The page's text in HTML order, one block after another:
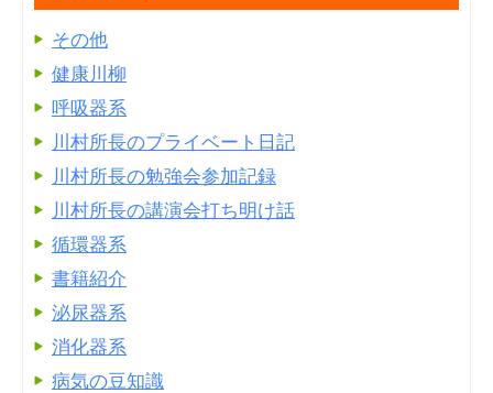
その他
健康川柳
呼吸器系
川村所長のプライベート日記
川村所長の勉強会参加記録
川村所長の講演会打ち明け話
循環器系
書籍紹介
泌尿器系
消化器系
病気の豆知識